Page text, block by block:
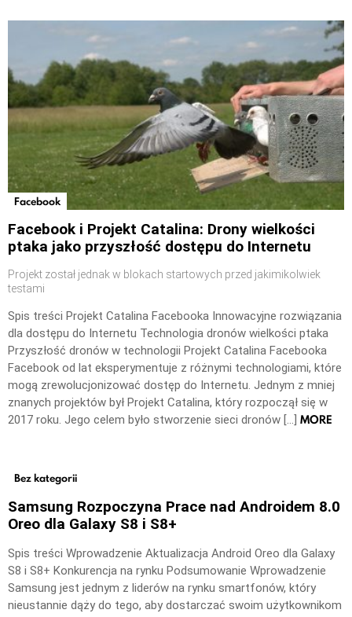
Facebook
Facebook i Projekt Catalina: Drony wielkości
ptaka jako przyszłość dostępu do Internetu
Projekt został jednak w blokach startowych przed jakimikolwiek
testami
Spis treści Projekt Catalina Facebooka Innowacyjne rozwiązania
dla dostępu do Internetu Technologia dronów wielkości ptaka
Przyszłość dronów w technologii Projekt Catalina Facebooka
Facebook od lat eksperymentuje z różnymi technologiami, które
mogą zrewolucjonizować dostęp do Internetu. Jednym z mniej
znanych projektów był Projekt Catalina, który rozpoczął się w
2017 roku. Jego celem było stworzenie sieci dronów […] MORE
Bez kategorii
Samsung Rozpoczyna Prace nad Androidem 8.0
Oreo dla Galaxy S8 i S8+
Spis treści Wprowadzenie Aktualizacja Android Oreo dla Galaxy
S8 i S8+ Konkurencja na rynku Podsumowanie Wprowadzenie
Samsung jest jednym z liderów na rynku smartfonów, który
nieustannie dąży do tego, aby dostarczać swoim użytkownikom